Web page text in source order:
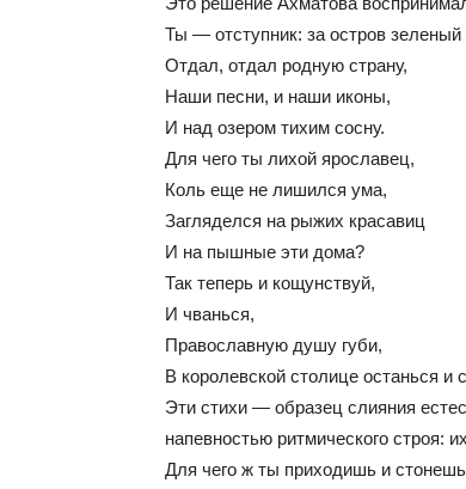
Ты — отступник: за остров зеленый
Отдал, отдал родную страну,
Наши песни, и наши иконы,
И над озером тихим сосну.
Для чего ты лихой ярославец,
Коль еще не лишился ума,
Загляделся на рыжих красавиц
И на пышные эти дома?
Так теперь и кощунствуй,
И чванься,
Православную душу губи,
В королевской столице останься
Эти стихи — образец слияния
напевностью ритмического строя:
Для чего ж ты приходишь и стонешь